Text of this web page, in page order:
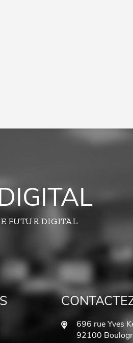
FUTUR DIGITAL
696 rue Yves
92100